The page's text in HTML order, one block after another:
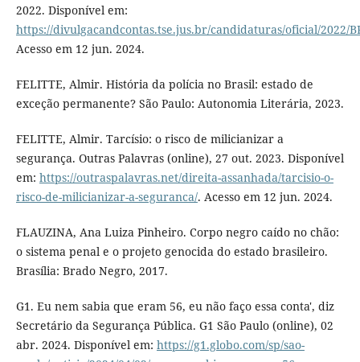
2022. Disponível em:
https://divulgacandcontas.tse.jus.br/candidaturas/oficial/2022/
Acesso em 12 jun. 2024.
FELITTE, Almir. História da polícia no Brasil: estado de
exceção permanente? São Paulo: Autonomia Literária, 2023.
FELITTE, Almir. Tarcísio: o risco de milicianizar a
segurança. Outras Palavras (online), 27 out. 2023. Disponível
em: https://outraspalavras.net/direita-assanhada/tarcisio-o-
risco-de-milicianizar-a-seguranca/. Acesso em 12 jun. 2024.
FLAUZINA, Ana Luiza Pinheiro. Corpo negro caído no chão:
o sistema penal e o projeto genocida do estado brasileiro.
Brasília: Brado Negro, 2017.
G1. Eu nem sabia que eram 56, eu não faço essa conta', diz
Secretário da Segurança Pública. G1 São Paulo (online), 02
abr. 2024. Disponível em: https://g1.globo.com/sp/sao-